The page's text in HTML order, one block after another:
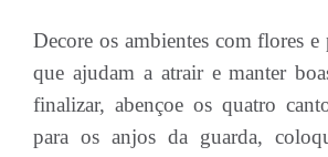
Decore os ambientes com flores e
que ajudam a atrair e manter
finalizar, abençoe os quatro
para os anjos da guarda,